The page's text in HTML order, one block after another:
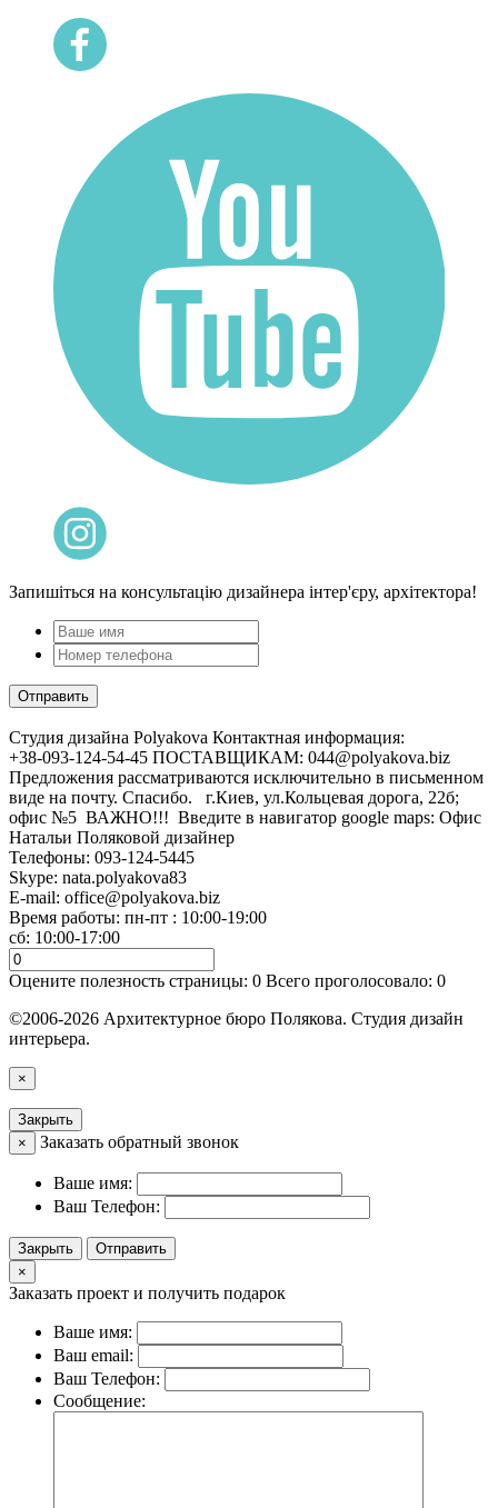
Запишіться на консультацію дизайнера інтер'єру, архітектора!
Cтудия дизайна Polyakova Контактная информация:
+38-093-124-54-45 ПОСТАВЩИКАМ: 044@polyakova.biz
Предложения рассматриваются исключительно в письменном
виде на почту. Спасибо. г.Киев, ул.Кольцевая дорога, 22б;
офис №5 ВАЖНО!!! Введите в навигатор google maps: Офис
Натальи Поляковой дизайнер
Телефоны: 093-124-5445
Skype: nata.polyakova83
E-mail: office@polyakova.biz
Время работы: пн-пт : 10:00-19:00
сб: 10:00-17:00
Оцените полезность страницы: 0 Всего проголосовало: 0
©2006-2026 Архитектурное бюро Полякова. Студия дизайн
интерьера.
×
Закрыть
×
Заказать обратный звонок
Ваше имя:
Ваш Телефон:
Закрыть
Отправить
×
Заказать проект и получить подарок
Ваше имя:
Ваш email:
Ваш Телефон:
Сообщение: